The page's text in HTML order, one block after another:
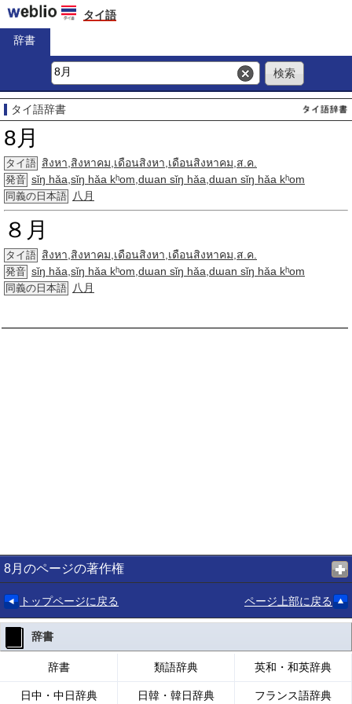
タイ語
辞書
タイ語辞書
8月
タイ語 สิงหา สิงหาคม เดือนสิงหา เดือนสิงหาคม ส ค
発音 sǐŋ hǎa sǐŋ hǎa kʰom dɯan sǐŋ hǎa dɯan sǐŋ hǎa kʰom
同義の日本語 八月
８月
タイ語 สิงหา สิงหาคม เดือนสิงหา เดือนสิงหาคม ส ค
発音 sǐŋ hǎa sǐŋ hǎa kʰom dɯan sǐŋ hǎa dɯan sǐŋ hǎa kʰom
同義の日本語 八月
8月のページの著作権
トップページに戻る ページ上部に戻る
辞書
辞書 類語辞典 英和・和英辞典
日中・中日辞典 日韓・韓日辞典 フランス語辞典